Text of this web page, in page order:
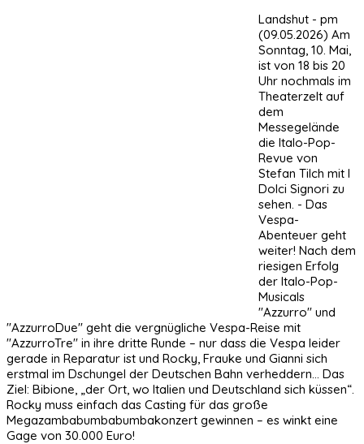
Landshut - pm
(09.05.2026) Am
Sonntag, 10. Mai,
ist von 18 bis 20
Uhr nochmals im
Theaterzelt auf
dem
Messegelände
die Italo-Pop-
Revue von
Stefan Tilch mit I
Dolci Signori zu
sehen. - Das
Vespa-
Abenteuer geht
weiter! Nach dem
riesigen Erfolg
der Italo-Pop-
Musicals
"Azzurro" und
"AzzurroDue" geht die vergnügliche Vespa-Reise mit
"AzzurroTre" in ihre dritte Runde – nur dass die Vespa leider
gerade in Reparatur ist und Rocky, Frauke und Gianni sich
erstmal im Dschungel der Deutschen Bahn verheddern… Das
Ziel: Bibione, „der Ort, wo Italien und Deutschland sich küssen“.
Rocky muss einfach das Casting für das große
Megazambabumbabumbakonzert gewinnen – es winkt eine
Gage von 30.000 Euro!